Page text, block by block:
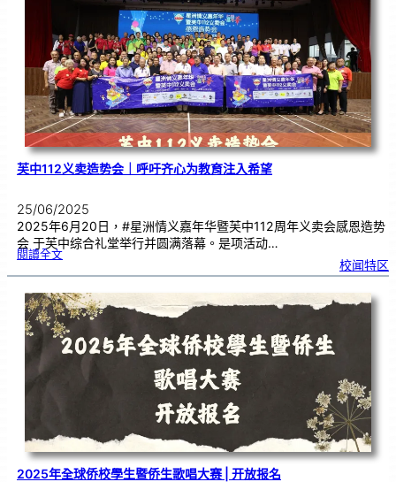
–H
a
b
it
a
t
io
n：
L
iv
ing
o
n
M
a
r
s
芙中112义卖造势会｜呼吁齐心为教育注入希望
25/06/2025
2025年6月20日，#星洲情义嘉年华暨芙中112周年义卖会感恩造势
会 于芙中综合礼堂举行并圆满落幕。是项活动…
閱讀全文:芙
1
1
义
卖
造
势
会
｜
呼
吁
齐
心
为
校闻特区
2025年全球侨校學生暨侨生歌唱大赛 | 开放报名